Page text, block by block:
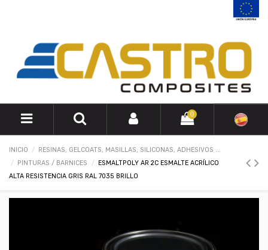
0
INICIO
RESINAS, GELCOATS, MASILLAS, SILICONAS, ADHESIVOS ...
PINTURAS / BARNICES
ESMALTPOLY AR 2C ESMALTE ACRÍLICO
ALTA RESISTENCIA GRIS RAL 7035 BRILLO